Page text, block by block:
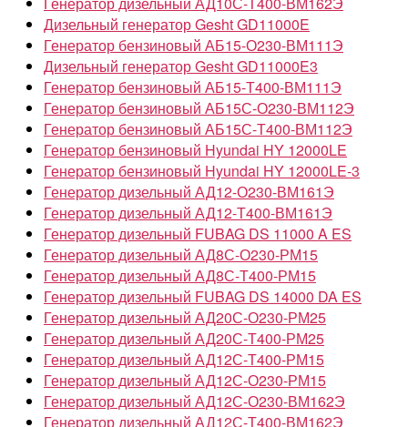
Дизельный генератор Gesht GD11000E
Генератор бензиновый АБ15-О230-ВМ111Э
Дизельный генератор Gesht GD11000E3
Генератор бензиновый АБ15-Т400-ВМ111Э
Генератор бензиновый АБ15С-О230-ВМ112Э
Генератор бензиновый АБ15С-Т400-ВМ112Э
Генератор бензиновый Hyundai HY 12000LE
Генератор бензиновый Hyundai HY 12000LE-3
Генератор дизельный АД12-О230-ВМ161Э
Генератор дизельный АД12-Т400-ВМ161Э
Генератор дизельный FUBAG DS 11000 A ES
Генератор дизельный АД8С-О230-РМ15
Генератор дизельный АД8С-Т400-РМ15
Генератор дизельный FUBAG DS 14000 DA ES
Генератор дизельный АД20С-О230-РМ25
Генератор дизельный АД20С-Т400-РМ25
Генератор дизельный АД12С-Т400-РМ15
Генератор дизельный АД12С-О230-РМ15
Генератор дизельный АД12С-О230-ВМ162Э
Генератор дизельный АД12С-Т400-ВМ162Э